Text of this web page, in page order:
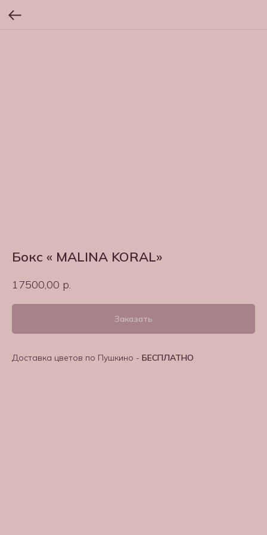
Бокс « MALINA KORAL»
17500,00 р.
Заказать
Доставка цветов по Пушкино - БЕСПЛАТНО